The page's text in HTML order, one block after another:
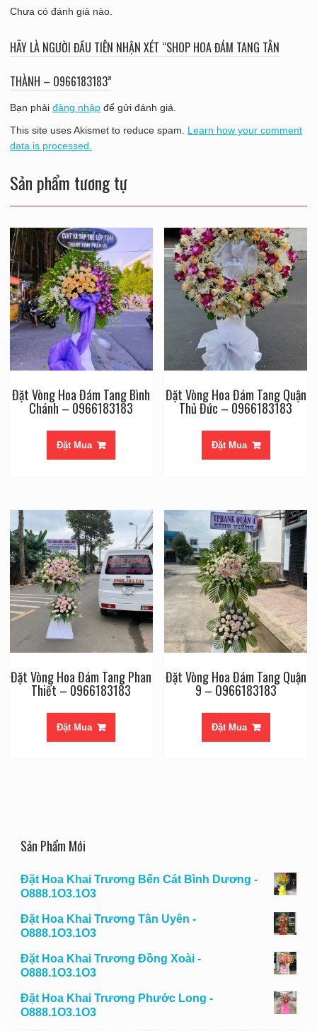
Chưa có đánh giá nào.
HÃY LÀ NGƯỜI ĐẦU TIÊN NHẬN XÉT “SHOP HOA ĐÁM TANG TÂN
THÀNH – O966183183”
Bạn phải đăng nhậpđể gửi đánh giá.
This site uses Akismet to reduce spam. Learn how your comment
data is processed.
Sản phẩm tương tự
Đặt Vòng Hoa Đám Tang Bình
Chánh – 0966183183
Đặt Mua
Đặt Vòng Hoa Đám Tang Quận
Thủ Đức – 0966183183
Đặt Mua
Đặt Vòng Hoa Đám Tang Phan
Thiết – 0966183183
Đặt Mua
Đặt Vòng Hoa Đám Tang Quận
9 – O966183183
Đặt Mua
Sản Phẩm Mới
Đặt Hoa Khai Trương Bến Cát Bình Dương -
O888.1O3.1O3
Đặt Hoa Khai Trương Tân Uyên -
O888.1O3.1O3
Đặt Hoa Khai Trương Đồng Xoài -
O888.1O3.1O3
Đặt Hoa Khai Trương Phước Long -
O888.1O3.1O3